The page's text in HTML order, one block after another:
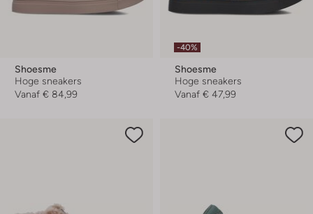
Shoesme
Hoge sneakers
Vanaf € 84,99
-40%
Shoesme
Hoge sneakers
Vanaf € 47,99